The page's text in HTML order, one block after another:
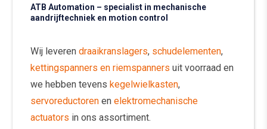
ATB Automation – specialist in mechanische
aandrijftechniek en motion control
Wij leveren draaikranslagers, schudelementen,
kettingspanners en riemspanners uit voorraad en
we hebben tevens kegelwielkasten,
servoreductoren en elektromechanische
actuators in ons assortiment.